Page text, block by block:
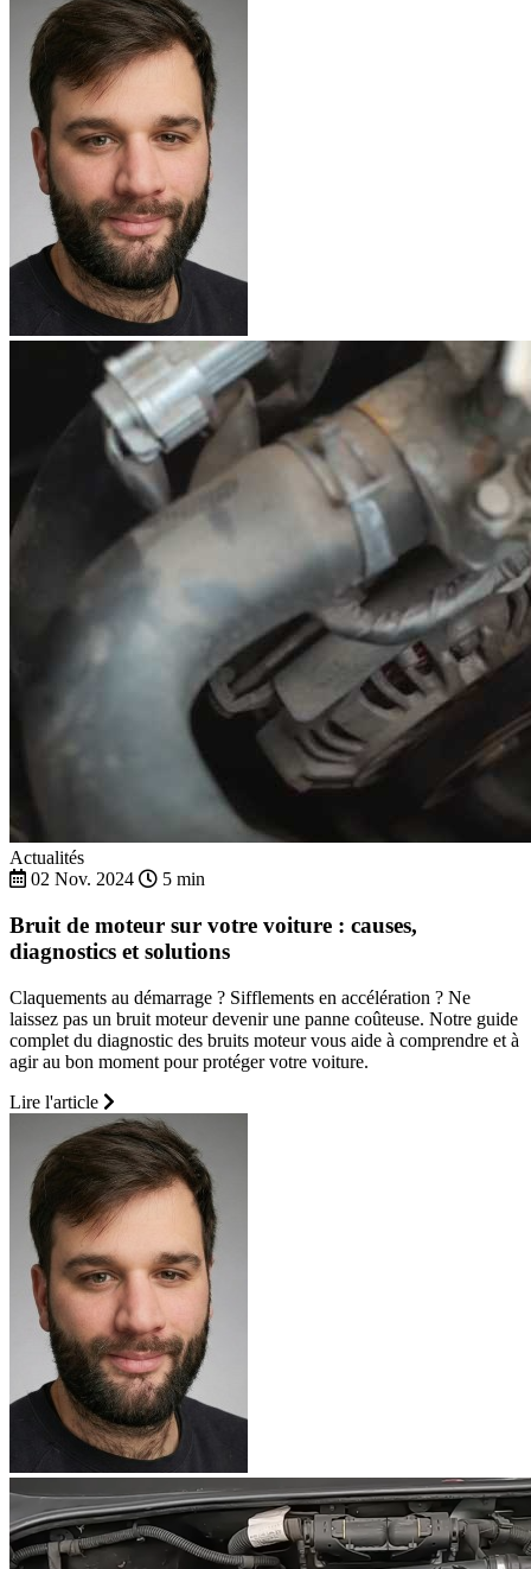
Actualités
02 Nov. 2024
5 min
Bruit de moteur sur votre voiture : causes,
diagnostics et solutions
Claquements au démarrage ? Sifflements en accélération ? Ne
laissez pas un bruit moteur devenir une panne coûteuse. Notre guide
complet du diagnostic des bruits moteur vous aide à comprendre et à
agir au bon moment pour protéger votre voiture.
Lire l'article